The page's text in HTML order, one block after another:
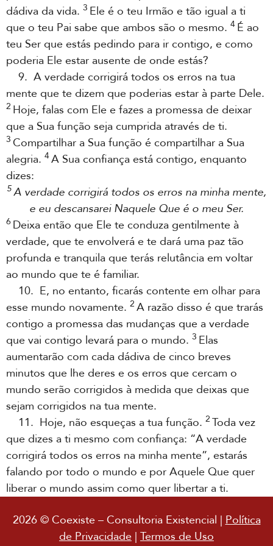
dádiva da vida. 3 Ele é o teu Irmão e tão igual a ti
que o teu Pai sabe que ambos são o mesmo. 4 É ao
teu Ser que estás pedindo para ir contigo, e como
poderia Ele estar ausente de onde estás?
9. A verdade corrigirá todos os erros na tua
mente que te dizem que poderias estar à parte Dele.
2 Hoje, falas com Ele e fazes a promessa de deixar
que a Sua função seja cumprida através de ti.
3 Compartilhar a Sua função é compartilhar a Sua
alegria. 4A Sua confiança está contigo, enquanto
dizes:
5A verdade corrigirá todos os erros na minha mente,
e eu descansarei Naquele Que é o meu Ser.
6 Deixa então que Ele te conduza gentilmente à
verdade, que te envolverá e te dará uma paz tão
profunda e tranquila que terás relutância em voltar
ao mundo que te é familiar.
10. E, no entanto, ficarás contente em olhar para
esse mundo novamente. 2 A razão disso é que trarás
contigo a promessa das mudanças que a verdade
que vai contigo levará para o mundo. 3 Elas
aumentarão com cada dádiva de cinco breves
minutos que lhe deres e os erros que cercam o
mundo serão corrigidos à medida que deixas que
sejam corrigidos na tua mente.
11. Hoje, não esqueças a tua função. 2 Toda vez
que dizes a ti mesmo com confiança: “A verdade
corrigirá todos os erros na minha mente”, estarás
falando por todo o mundo e por Aquele Que quer
liberar o mundo assim como quer libertar a ti.
2026 © Coexiste – Consultoria Existencial |Política
de Privacidade | Termos de Uso